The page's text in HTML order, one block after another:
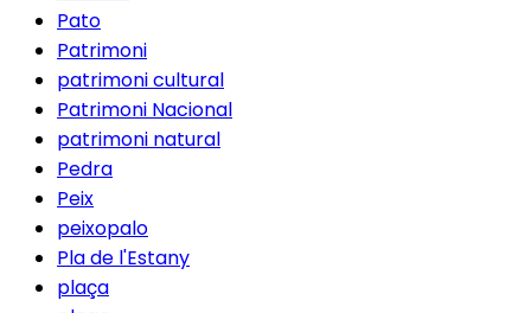
Pato
Patrimoni
patrimoni cultural
Patrimoni Nacional
patrimoni natural
Pedra
Peix
peixopalo
Pla de l'Estany
plaça